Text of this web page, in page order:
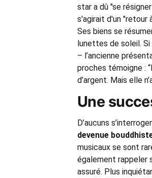
star a dû "se
s'agirait d'un "retour
Ses biens se
lunettes de soleil.
– l’ancienne
proches témoigne :
d’argent. Mais elle
Une
D’aucuns
devenue
musicaux se sont
également rappeler
assuré. Plus